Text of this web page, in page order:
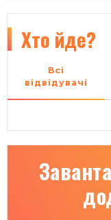
Хто йде?
Всі
відвідувачі